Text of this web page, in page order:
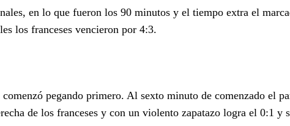
en lo que fueron los 90 minutos y el tiempo extra el
los franceses vencieron por 4:3.
pegando primero. Al sexto minuto de comenzado el
de los franceses y con un violento zapatazo logra el 0:1 y